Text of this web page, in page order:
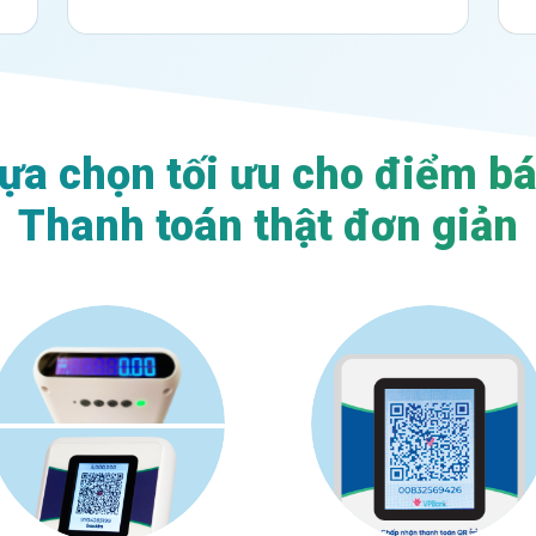
chọn tối ưu cho điểm
Thanh toán thật đơn giản